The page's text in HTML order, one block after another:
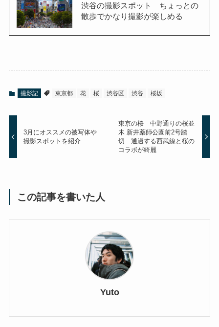
渋谷の撮影スポット ちょっとの
散歩でかなり撮影が楽しめる
撮影記 東京都 花 桜 渋谷区 渋谷 桜坂
3月にオススメの被写体や
撮影スポットを紹介
東京の桜 中野通りの桜並
木 新井薬師公園前2号踏
切 通過する西武線と桜の
コラボが綺麗
この記事を書いた人
Yuto